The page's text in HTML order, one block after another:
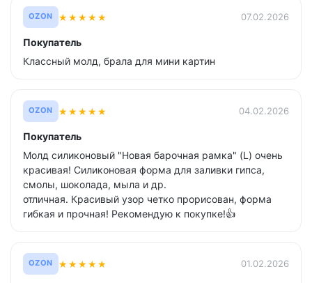
OZON ★★★★★ 07.02.2026
Покупатель
Классный молд, брала для мини картин
OZON ★★★★★ 04.02.2026
Покупатель
Молд силиконовый "Новая барочная рамка" (L) очень
красивая! Силиконовая форма для заливки гипса,
смолы, шоколада, мыла и др.
отличная. Красивый узор четко прорисован, форма
гибкая и прочная! Рекомендую к покупке!👍
OZON ★★★★★ 01.02.2026